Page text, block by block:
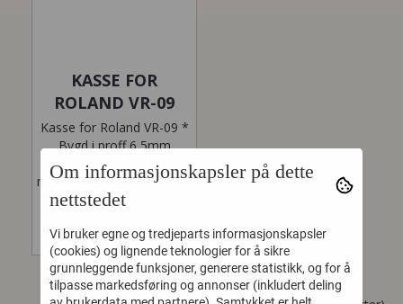
KASSE FOR
ROLAND VR-09
Kasse for Roland VR-09 *
Bygd i proff 6,5mm
kryssfiner * 2 solide
medium butterflylås *Solid
behagelig...
Om informasjonskapsler på dette
nettstedet
Vi bruker egne og tredjeparts informasjonskapsler
(cookies) og lignende teknologier for å sikre
grunnleggende funksjoner, generere statistikk, og for å
tilpasse markedsføring og annonser (inkludert deling